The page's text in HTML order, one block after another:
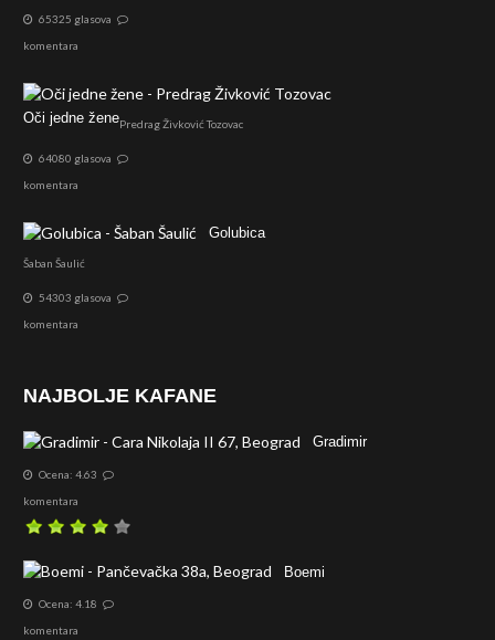
65325 glasova
komentara
Oči jedne ženePredrag Živković Tozovac
64080 glasova
komentara
Golubica
Šaban Šaulić
54303 glasova
komentara
NAJBOLJE KAFANE
Gradimir
Ocena: 4.63
komentara
Boemi
Ocena: 4.18
komentara